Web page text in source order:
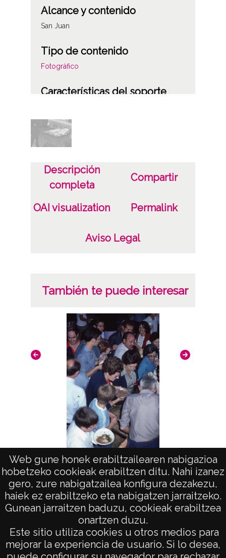
Web gune honek erabiltzailearen nabigazioa
hobetzeko cookieak erabiltzen ditu. Nahi izanez
gero, zure nabigatzailea konfigura dezakezu,
haiek ez erabiltzeko eta nabigatzen jarraitzeko.
Gunean jarraitzen baduzu, cookieak erabiltzea
onartzen duzu.
Este sitio utiliza cookies u otros medios para
mejorar la experiencia de usuario. Si lo desea,
Alcance y contenido
San Juan
Tipo de contenido
Fotográfico
Características del soporte
Fecha
19860601
Lugar
Laguardia / Guardia / Biasteri
Licencia de las imágenes
Descripción
completa
Compartir
OAI visualization Permalink
Aviso Legal
También te puede interesar
Etnografía en Huesca: Hecho
AVISO LEGAL
POLÍTICA DE PRIVACIDAD